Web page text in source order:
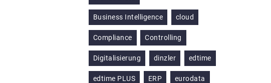
Business Intelligence cloud
Compliance Controlling
Digitalisierung dinzler edtime
edtime PLUS ERP eurodata